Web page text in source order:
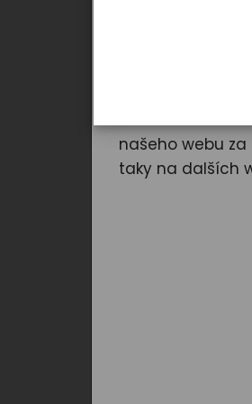
Záleží
Cookies
mimo jiné i
a zavřít“
našeho webu
taky na dalších